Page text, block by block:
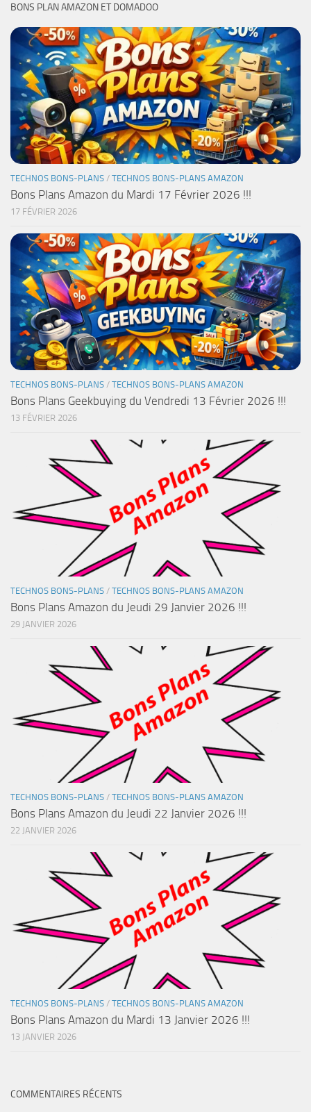
BONS PLAN AMAZON ET DOMADOO
TECHNOS BONS-PLANS / TECHNOS BONS-PLANS AMAZON
Bons Plans Amazon du Mardi 17 Février 2026 !!!
17 FÉVRIER 2026
TECHNOS BONS-PLANS / TECHNOS BONS-PLANS AMAZON
Bons Plans Geekbuying du Vendredi 13 Février 2026 !!!
13 FÉVRIER 2026
TECHNOS BONS-PLANS / TECHNOS BONS-PLANS AMAZON
Bons Plans Amazon du Jeudi 29 Janvier 2026 !!!
29 JANVIER 2026
TECHNOS BONS-PLANS / TECHNOS BONS-PLANS AMAZON
Bons Plans Amazon du Jeudi 22 Janvier 2026 !!!
22 JANVIER 2026
TECHNOS BONS-PLANS / TECHNOS BONS-PLANS AMAZON
Bons Plans Amazon du Mardi 13 Janvier 2026 !!!
13 JANVIER 2026
COMMENTAIRES RÉCENTS